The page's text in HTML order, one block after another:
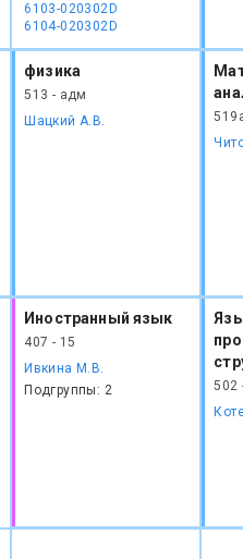
6103-020302D
6104-020302D
физика
513 - адм
Шацкий А.В.
Иностранный язык
407 - 15
Ивкина М.В.
Подгруппы: 2
502